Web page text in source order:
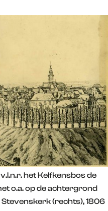
het Kelfkensbos de
o.a. op de achtergrond
(rechts), 1806